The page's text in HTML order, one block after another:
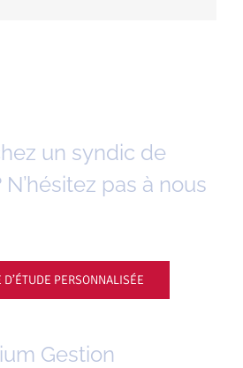
un syndic de
pas à nous
PERSONNALISÉE
Gestion